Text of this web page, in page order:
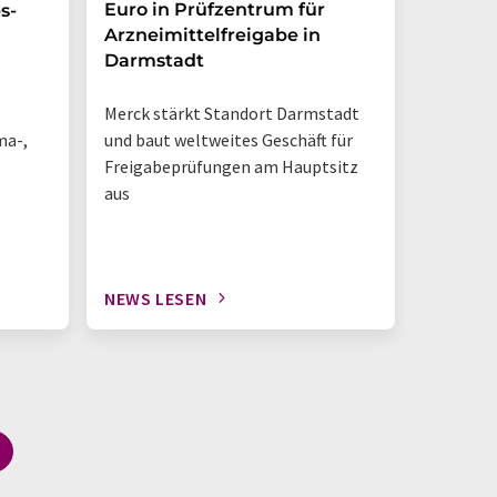
,
Euro in Prüfzentrum für
Arzneimittelfreigabe in
Darmstadt
Merck stärkt Standort Darmstadt
und baut weltweites Geschäft für
Freigabeprüfungen am Hauptsitz
aus
NEWS LESEN